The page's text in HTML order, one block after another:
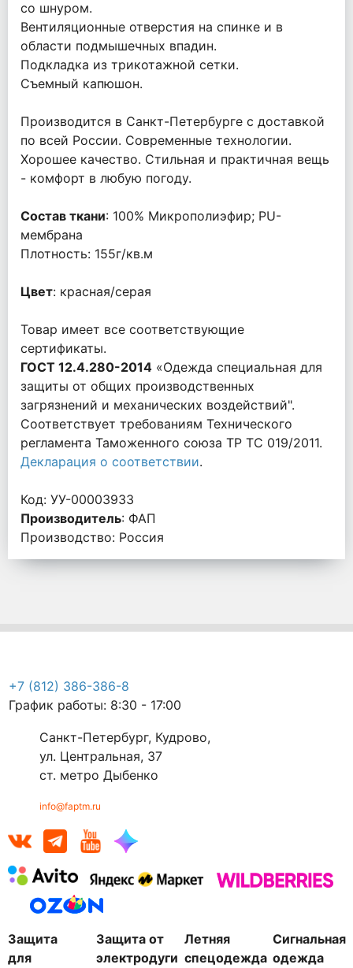
со шнуром.
Вентиляционные отверстия на спинке и в
области подмышечных впадин.
Подкладка из трикотажной сетки.
Съемный капюшон.
Производится в Санкт-Петербурге с доставкой
по всей России. Современные технологии.
Хорошее качество. Стильная и практичная вещь
- комфорт в любую погоду.
Состав ткани: 100% Микрополиэфир; PU-
мембрана
Плотность: 155г/кв.м
Цвет: красная/серая
Товар имеет все соответствующие
сертификаты.
ГОСТ 12.4.280-2014 «Одежда специальная для
защиты от общих производственных
загрязнений и механических воздействий".
Соответствует требованиям Технического
регламента Таможенного союза ТР ТС 019/2011.
Декларация о соответствии.
Код: УУ-00003933
Производитель: ФАП
Производство: Россия
+7 (812) 386-386-8
График работы: 8:30 - 17:00
Санкт-Петербург, Кудрово,
ул. Центральная, 37
ст. метро Дыбенко
info@faptm.ru
Защита
для
Защита от
электродуги
Летняя
спецодежда
Сигнальная
одежда